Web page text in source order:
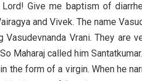
Lord! Give me baptism of
and Vivek. The name
Vasudevnanda Vrani. They
Maharaj called him
the form of a virgin. When he